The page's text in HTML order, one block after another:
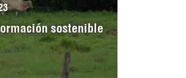
sostenible